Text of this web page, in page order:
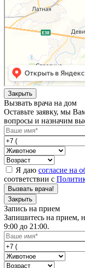
Закрыть
Вызвать врача на дом
Оставьте заявку, мы
вопросы и назначим
Я даю согласие на
соответствии с
Вызвать врача!
Закрыть
Запись на прием
Запишитесь на прием,
9:00 до 21:00.